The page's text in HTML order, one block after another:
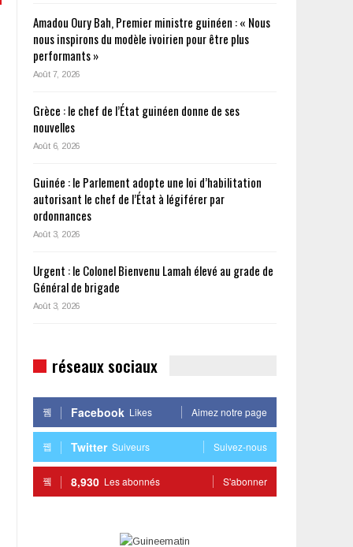
Amadou Oury Bah, Premier ministre guinéen : « Nous
nous inspirons du modèle ivoirien pour être plus
performants »
Août 7, 2026
Grèce : le chef de l’État guinéen donne de ses
nouvelles
Août 6, 2026
Guinée : le Parlement adopte une loi d’habilitation
autorisant le chef de l’État à légiférer par
ordonnances
Août 3, 2026
Urgent : le Colonel Bienvenu Lamah élevé au grade de
Général de brigade
Août 3, 2026
réseaux sociaux
Facebook Likes Aimez notre page
Twitter Suiveurs Suivez-nous
8,930 Les abonnés S'abonner